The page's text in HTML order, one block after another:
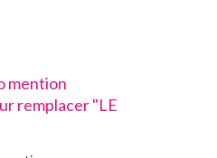
mention
remplacer "LE